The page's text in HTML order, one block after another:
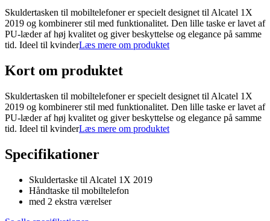
Skuldertasken til mobiltelefoner er specielt designet til Alcatel 1X
2019 og kombinerer stil med funktionalitet. Den lille taske er lavet af
PU-læder af høj kvalitet og giver beskyttelse og elegance på samme
tid. Ideel til kvinderLæs mere om produktet
Kort om produktet
Skuldertasken til mobiltelefoner er specielt designet til Alcatel 1X
2019 og kombinerer stil med funktionalitet. Den lille taske er lavet af
PU-læder af høj kvalitet og giver beskyttelse og elegance på samme
tid. Ideel til kvinderLæs mere om produktet
Specifikationer
Skuldertaske til Alcatel 1X 2019
Håndtaske til mobiltelefon
med 2 ekstra værelser